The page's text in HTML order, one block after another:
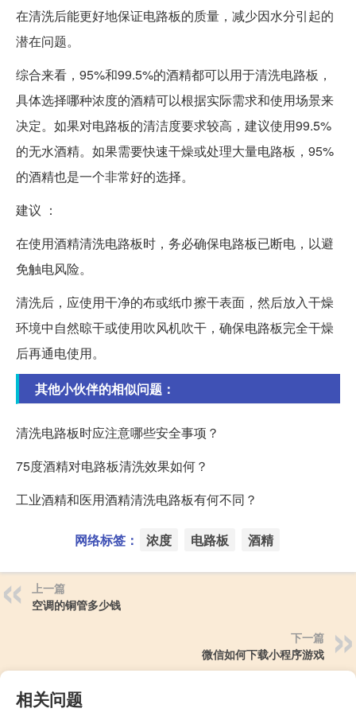
在清洗后能更好地保证电路板的质量，减少因水分引起的
潜在问题。
综合来看，95%和99.5%的酒精都可以用于清洗电路板，
具体选择哪种浓度的酒精可以根据实际需求和使用场景来
决定。如果对电路板的清洁度要求较高，建议使用99.5%
的无水酒精。如果需要快速干燥或处理大量电路板，95%
的酒精也是一个非常好的选择。
建议 ：
在使用酒精清洗电路板时，务必确保电路板已断电，以避
免触电风险。
清洗后，应使用干净的布或纸巾擦干表面，然后放入干燥
环境中自然晾干或使用吹风机吹干，确保电路板完全干燥
后再通电使用。
其他小伙伴的相似问题：
清洗电路板时应注意哪些安全事项？
75度酒精对电路板清洗效果如何？
工业酒精和医用酒精清洗电路板有何不同？
网络标签： 浓度 电路板 酒精
上一篇
空调的铜管多少钱
下一篇
微信如何下载小程序游戏
相关问题